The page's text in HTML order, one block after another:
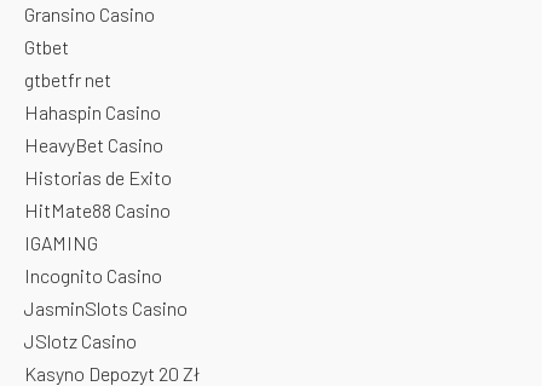
Gransino Casino
Gtbet
gtbetfr net
Hahaspin Casino
HeavyBet Casino
Historias de Exito
HitMate88 Casino
IGAMING
Incognito Casino
JasminSlots Casino
JSlotz Casino
Kasyno Depozyt 20 Zł